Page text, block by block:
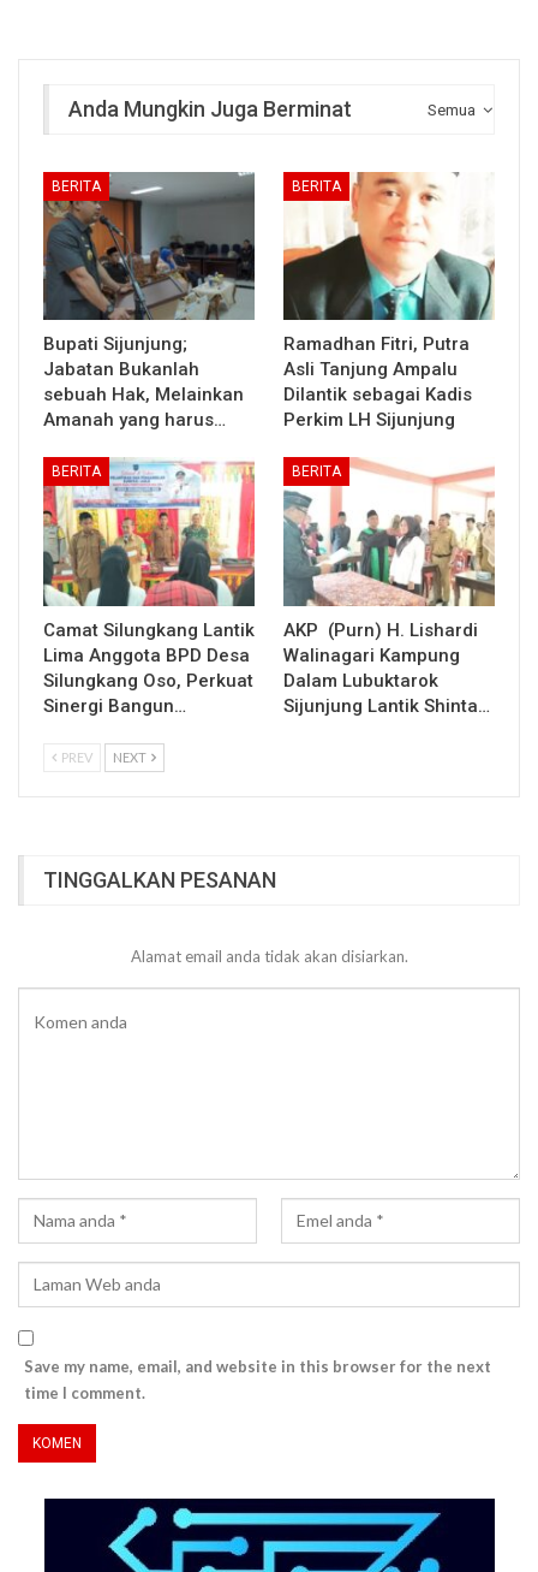
Semua
Anda Mungkin Juga Berminat
BERITA
Bupati Sijunjung;
Jabatan Bukanlah
sebuah Hak, Melainkan
Amanah yang harus…
BERITA
Ramadhan Fitri, Putra
Asli Tanjung Ampalu
Dilantik sebagai Kadis
Perkim LH Sijunjung
BERITA
Camat Silungkang Lantik
Lima Anggota BPD Desa
Silungkang Oso, Perkuat
Sinergi Bangun…
BERITA
AKP (Purn) H. Lishardi
Walinagari Kampung
Dalam Lubuktarok
Sijunjung Lantik Shinta…
PREV NEXT
TINGGALKAN PESANAN
Alamat email anda tidak akan disiarkan.
Save my name, email, and website in this browser for the next
time I comment.